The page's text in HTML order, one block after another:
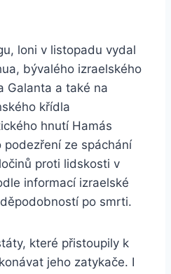
loni v listopadu vydal
bývalého izraelského
Galanta a také na
křídla
hnutí Hamás
podezření ze spáchání
proti lidskosti v
informací izraelské
po smrti.
které přistoupily k
jeho zatykače. I